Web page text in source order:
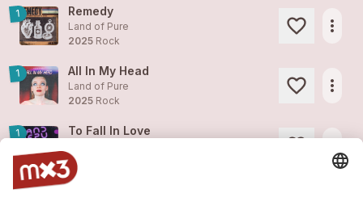
1 Remedy
Land of Pure
2025 Rock
more_horiz
1 All In My Head
Land of Pure
2025 Rock
more_horiz
1 To Fall In Love
2025
1